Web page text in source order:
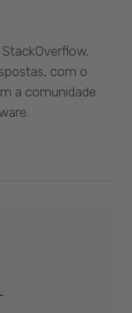
com o
a comunidade